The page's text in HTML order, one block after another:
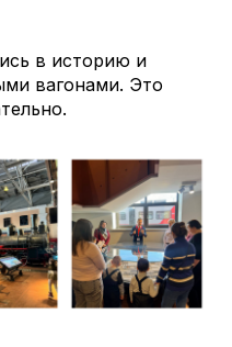
в историю и
вагонами. Это